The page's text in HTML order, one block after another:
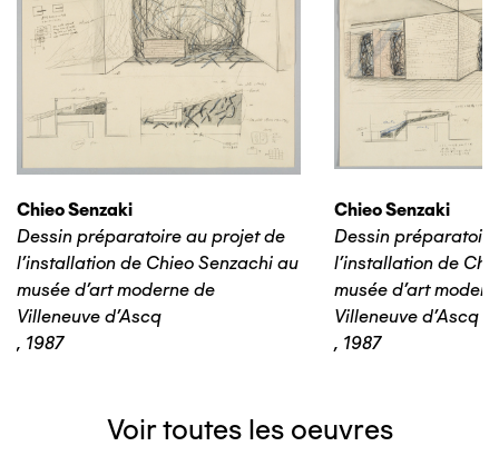
Chieo Senzaki
Dessin préparatoire au projet de
l'installation de Chieo Senzachi au
musée d'art moderne de
Villeneuve d'Ascq
, 1987
Chieo Senzaki
Dessin
l'installation de
musée d'art
Villeneuve d'Ascq
, 1987
Voir toutes les oeuvres